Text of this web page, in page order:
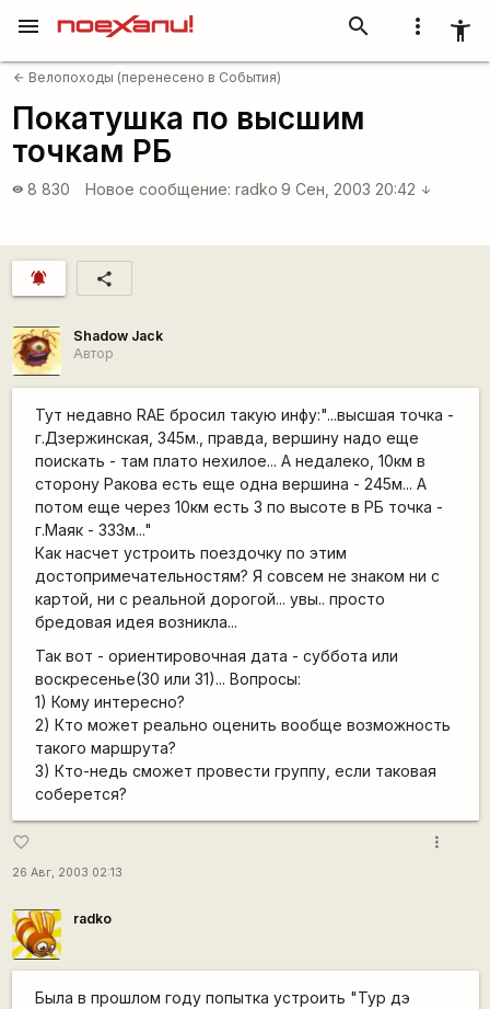
more_vert accessibility_new
search
menu
arrow_back Велопоходы (перенесено в События)
Покатушка по высшим
точкам РБ
visibility 8 830 Новое сообщение: radko 9 Сен, 2003 20:42 arrow_downward
notifications_active share
Shadow Jack
Автор
Тут недавно RAE бросил такую инфу:"...высшая точка -
г.Дзержинская, 345м., правда, вершину надо еще
поискать - там плато нехилое... А недалеко, 10км в
сторону Ракова есть еще одна вершина - 245м... А
потом еще через 10км есть 3 по высоте в РБ точка -
г.Маяк - 333м..."
Как насчет устроить поездочку по этим
достопримечательностям? Я совсем не знаком ни с
картой, ни с реальной дорогой... увы.. просто
бредовая идея возникла...
Так вот - ориентировочная дата - суббота или
воскресенье(30 или 31)... Вопросы:
1) Кому интересно?
2) Кто может реально оценить вообще возможность
такого маршрута?
3) Кто-недь сможет провести группу, если таковая
соберется?
favorite_border
26 Авг, 2003 02:13
more_vert
radko
Была в прошлом году попытка устроить "Тур дэ